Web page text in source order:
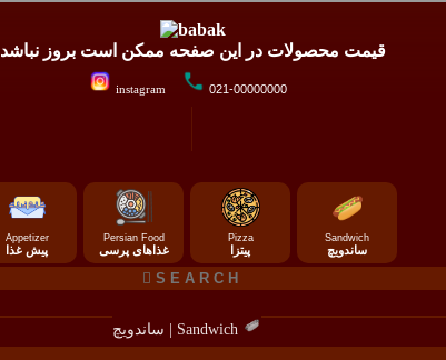
قیمت محصولات در این صفحه ممکن است بروز نباشد
instagram 021-00000000
Sandwich
ساندویچ
Pizza
پیتزا
Persian Food
غذاهای پرسی
Appetizer
پیش غذا
ساندویچ | Sandwich